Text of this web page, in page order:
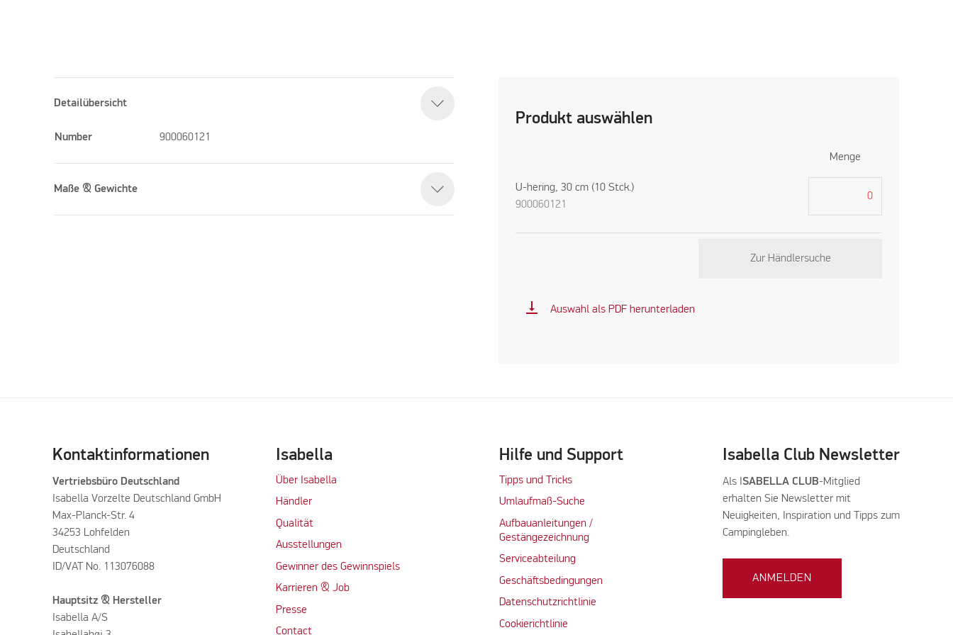
Produkt auswählen
Menge
U-hering, 30 cm (10 Stck.)
900060121
Zur Händlersuche
vertical_align_bottom Auswahl als PDF herunterladen
Detailübersicht
Number 900060121
Maße & Gewichte
Kontaktinformationen
Vertriebsbüro Deutschland
Isabella Vorzelte Deutschland GmbH
Max-Planck-Str. 4
34253 Lohfelden
Deutschland
ID/VAT No. 113076088
Hauptsitz & Hersteller
Isabella A/S
Isabella
Über Isabella
Händler
Qualität
Ausstellungen
Gewinner des Gewinnspiels
Karrieren & Job
Presse
Contact
Hilfe und Support
Tipps und Tricks
Umlaufmaß-Suche
Aufbauanleitungen /
Gestängezeichnung
Serviceabteilung
Geschäftsbedingungen
Datenschutzrichtlinie
Cookierichtlinie
Isabella Club Newsletter
Als I SABELLA CLUB-Mitglied
erhalten Sie Newsletter mit
Neuigkeiten, Inspiration und Tipps zum
Campingleben.
ANMELDEN